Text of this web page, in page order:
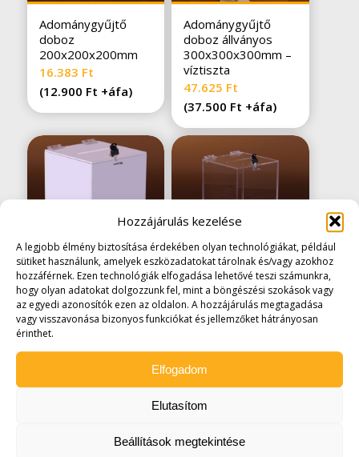
Hozzájárulás kezelése
A legjobb élmény biztosítása érdekében olyan technológiákat, például
sütiket használunk, amelyek eszközadatokat tárolnak és/vagy azokhoz
hozzáférnek. Ezen technológiák elfogadása lehetővé teszi számunkra,
hogy olyan adatokat dolgozzunk fel, mint a böngészési szokások vagy
az egyedi azonosítók ezen az oldalon. A hozzájárulás megtagadása
vagy visszavonása bizonyos funkciókat és jellemzőket hátrányosan
érinthet.
Elfogadom
Elutasítom
Beállítások megtekintése
Adománygyűjtő
doboz
200x200x200mm
16.383 Ft
(12.900 Ft +áfa)
Adománygyűjtő
doboz állványos
300x300x300mm –
víztiszta
47.625 Ft
(37.500 Ft +áfa)
Adománygyűjtő
doboz
300x300x300mm
opál
31.623Ft
Adománygyűjtő
doboz
400x400x400mm
62.230Ft
(49.000Ft+áfa)